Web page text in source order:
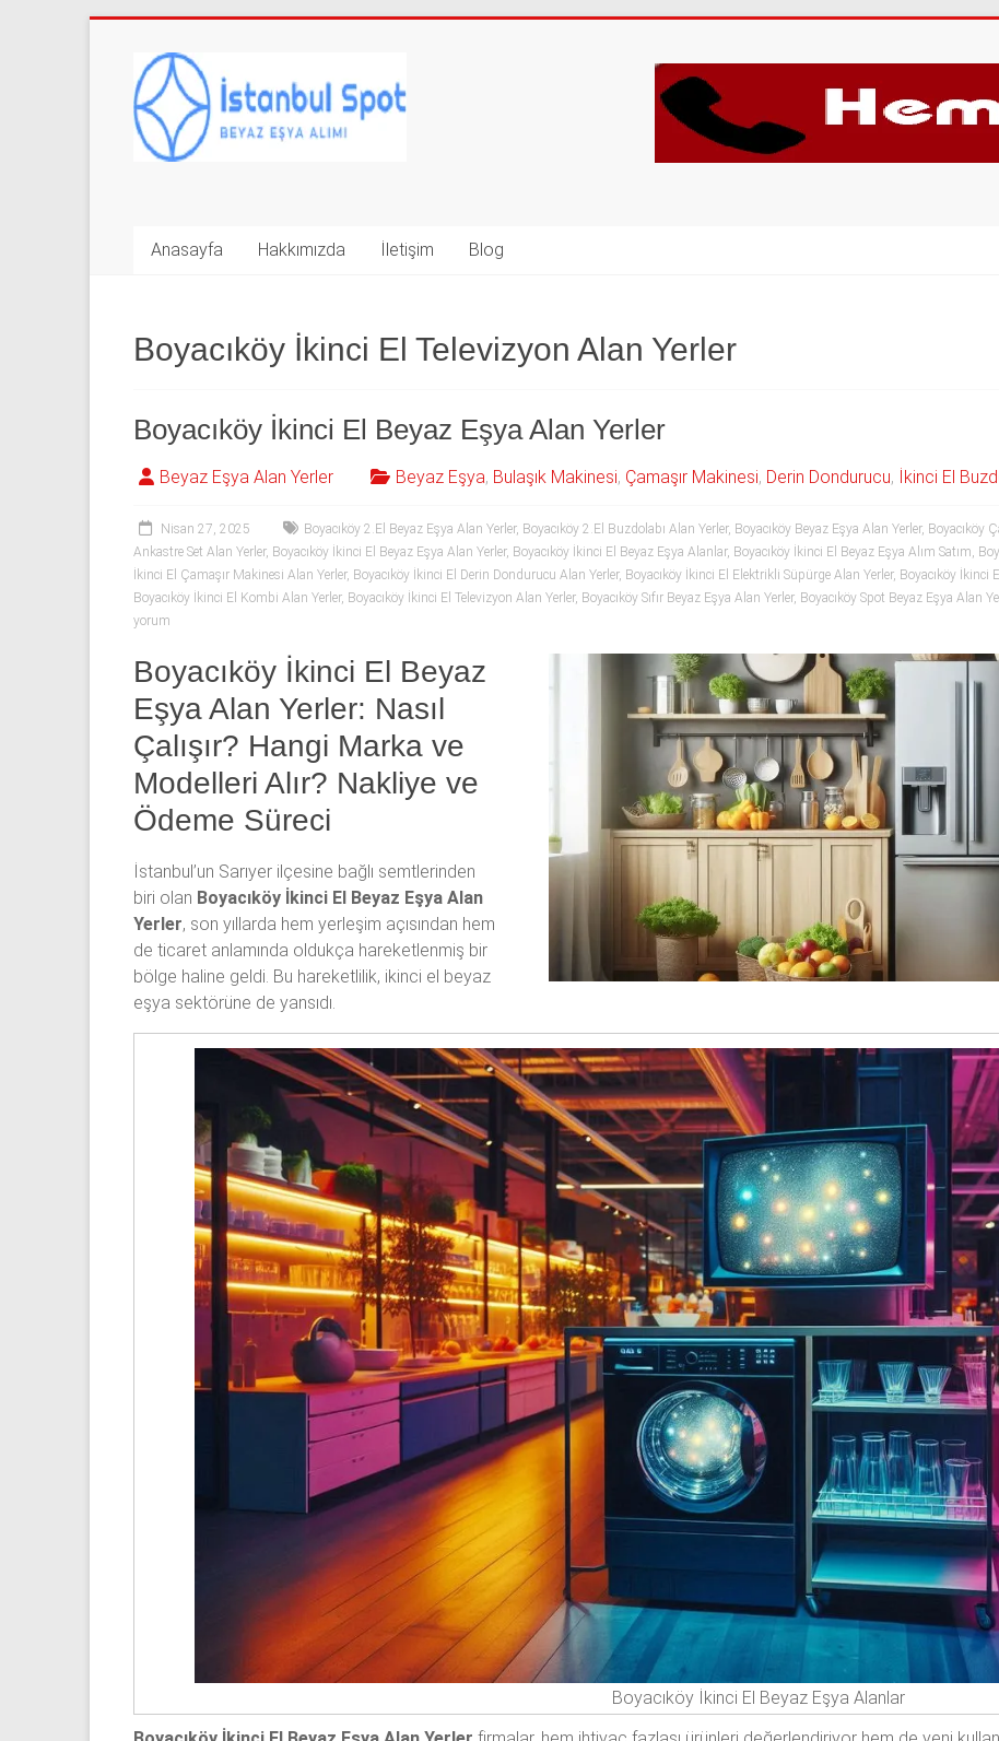
contentİkinci
El
Beyaz
Alan
|
0
543
592
53
50
İkinci
el
beyaz
eşya
olarak
buzdolabı,
çamaşır
makinesi,
bulaşık
makinesi,
dondurucu,
klima
ve
kombi
alınır.
Anasayfa Hakkımızda İletişim Blog
Boyacıköy İkinci El Televizyon Alan Yerler
Boyacıköy İkinci El Beyaz Eşya Alan Yerler
Beyaz Eşya Alan Yerler Beyaz Eşya, Bulaşık Makinesi, Çamaşır Makinesi, Derin Dondurucu, İkinci El
Nisan 27, 2025 Boyacıköy 2.El Beyaz Eşya Alan Yerler, Boyacıköy 2.El Buzdolabı Alan Yerler, Boyacıköy Beyaz Eşya Alan Yerler, Boyacıköy
Ankastre Set Alan Yerler, Boyacıköy İkinci El Beyaz Eşya Alan Yerler, Boyacıköy İkinci El Beyaz Eşya Alanlar, Boyacıköy İkinci El Beyaz Eşya Alım Satım,
İkinci El Çamaşır Makinesi Alan Yerler, Boyacıköy İkinci El Derin Dondurucu Alan Yerler, Boyacıköy İkinci El Elektrikli Süpürge Alan Yerler, Boyacıköy İkinci
Boyacıköy İkinci El Kombi Alan Yerler, Boyacıköy İkinci El Televizyon Alan Yerler, Boyacıköy Sıfır Beyaz Eşya Alan Yerler, Boyacıköy Spot Beyaz Eşya Alan
yorum
Boyacıköy İkinci El Beyaz
Eşya Alan Yerler: Nasıl
Çalışır? Hangi Marka ve
Modelleri Alır? Nakliye ve
Ödeme Süreci
İstanbul’un Sarıyer ilçesine bağlı semtlerinden
biri olan Boyacıköy İkinci El Beyaz Eşya Alan
Yerler, son yıllarda hem yerleşim açısından hem
de ticaret anlamında oldukça hareketlenmiş bir
bölge haline geldi. Bu hareketlilik, ikinci el beyaz
eşya sektörüne de yansıdı.
Boyacıköy İkinci El Beyaz Eşya Alanlar